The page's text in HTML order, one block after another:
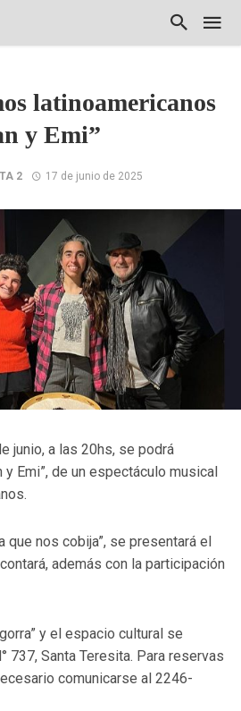
latinoamericanos
y Emi”
2 17 de junio de 2025
junio, a las 20hs, se podrá
Emi”, de un espectáculo musical
que nos cobija”, se presentará el
además con la participación
y el espacio cultural se
737, Santa Teresita. Para reservas
comunicarse al 2246-